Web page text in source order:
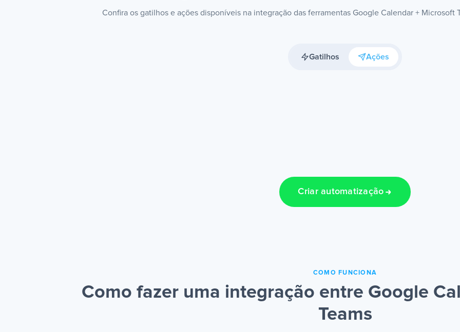
Confira os gatilhos e ações disponíveis na integração das ferramentas Google Calendar + Microsoft
Gatilhos Ações
Criar automatização
COMO FUNCIONA
Como fazer uma integração entre Google
Teams